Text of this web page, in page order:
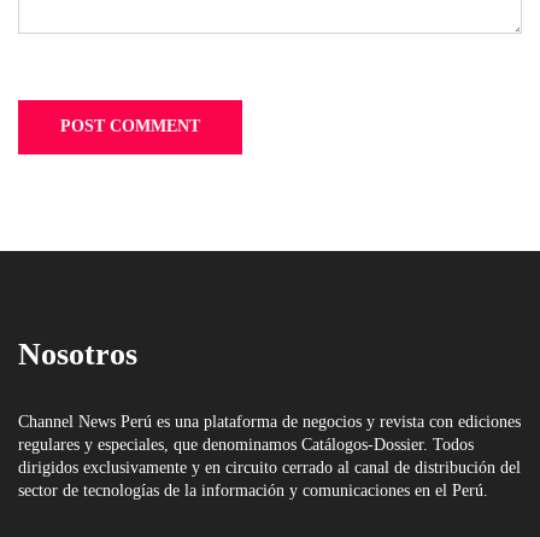
Nosotros
Channel News Perú es una plataforma de negocios y revista con ediciones
regulares y especiales, que denominamos Catálogos-Dossier. Todos
dirigidos exclusivamente y en circuito cerrado al canal de distribución del
sector de tecnologías de la información y comunicaciones en el Perú.